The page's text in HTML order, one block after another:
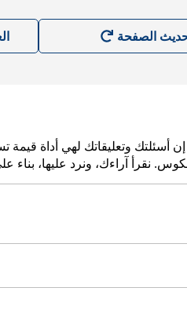
إن أسئلتك وتعليقاتك لهي أداة